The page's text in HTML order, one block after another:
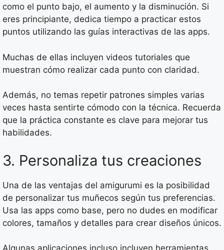
como el punto bajo, el aumento y la disminución. Si
eres principiante, dedica tiempo a practicar estos
puntos utilizando las guías interactivas de las apps.
Muchas de ellas incluyen videos tutoriales que
muestran cómo realizar cada punto con claridad.
Además, no temas repetir patrones simples varias
veces hasta sentirte cómodo con la técnica. Recuerda
que la práctica constante es clave para mejorar tus
habilidades.
3. Personaliza tus creaciones
Una de las ventajas del amigurumi es la posibilidad
de personalizar tus muñecos según tus preferencias.
Usa las apps como base, pero no dudes en modificar
colores, tamaños y detalles para crear diseños únicos.